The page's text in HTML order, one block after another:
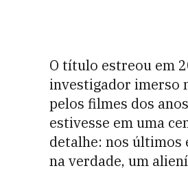
O título estreou em
investigador imerso
pelos filmes dos
estivesse em uma
detalhe: nos últimos
na verdade, um